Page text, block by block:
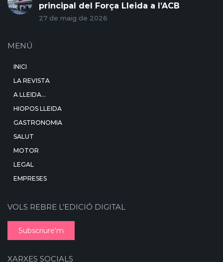
principal del Força Lleida a l’ACB
27 de maig de 2026
MENÚ
INICI
LA REVISTA
A LLEIDA…
HIOPOS LLEIDA
GASTRONOMIA
SALUT
MOTOR
LEGAL
EMPRESES
VOLS REBRE L’EDICIÓ DIGITAL
Subscriure'm
XARXES SOCIALS